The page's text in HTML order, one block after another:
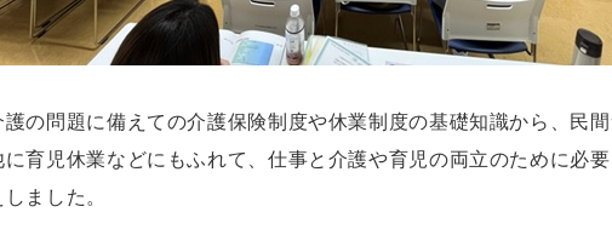
護の問題に備えての介護保険制度や休業制度の基礎知識から、民
に育児休業などにもふれて、仕事と介護や育児の両立のために必
ました。